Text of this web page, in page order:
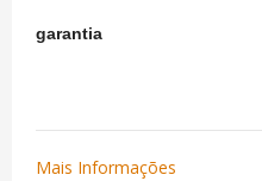
garantia
Mais Informações